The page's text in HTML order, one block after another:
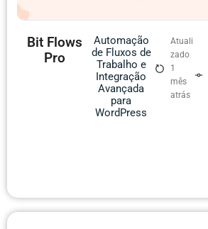
Bit Flows
Pro
Automação
de Fluxos de
Trabalho e
Integração
Avançada
para
WordPress
Atuali
zado
1
mês
atrás